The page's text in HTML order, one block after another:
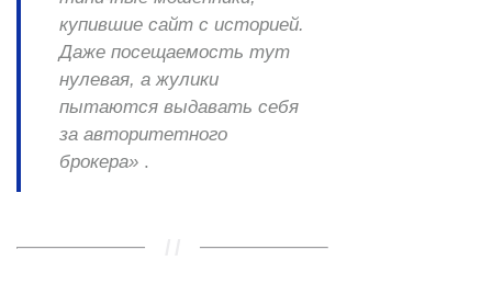
купившие сайт с историей.
Даже посещаемость тут
нулевая, а жулики
пытаются выдавать себя
за авторитетного
брокера» .